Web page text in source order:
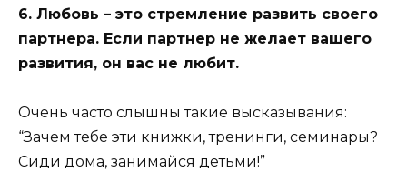
6. Любовь – это стремление развить своего
партнера. Если партнер не желает вашего
развития, он вас не любит.
Очень часто слышны такие высказывания:
“Зачем тебе эти книжки, тренинги, семинары?
Сиди дома, занимайся детьми!”